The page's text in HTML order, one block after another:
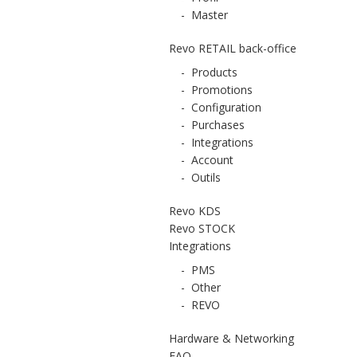
- Master
Revo RETAIL back-office
- Products
- Promotions
- Configuration
- Purchases
- Integrations
- Account
- Outils
Revo KDS
Revo STOCK
Integrations
- PMS
- Other
- REVO
Hardware & Networking